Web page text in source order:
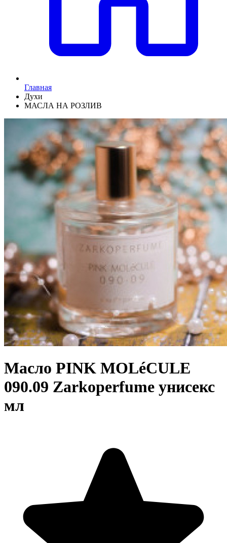
Главная
Духи
МАСЛА НА РОЗЛИВ
Масло PINK MOLéCULE
090.09 Zarkoperfume унисекс
мл